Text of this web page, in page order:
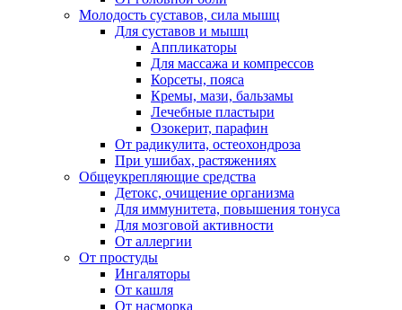
Молодость суставов, сила мышц
Для суставов и мышц
Аппликаторы
Для массажа и компрессов
Корсеты, пояса
Кремы, мази, бальзамы
Лечебные пластыри
Озокерит, парафин
От радикулита, остеохондроза
При ушибах, растяжениях
Общеукрепляющие средства
Детокс, очищение организма
Для иммунитета, повышения тонуса
Для мозговой активности
От аллергии
От простуды
Ингаляторы
От кашля
От насморка